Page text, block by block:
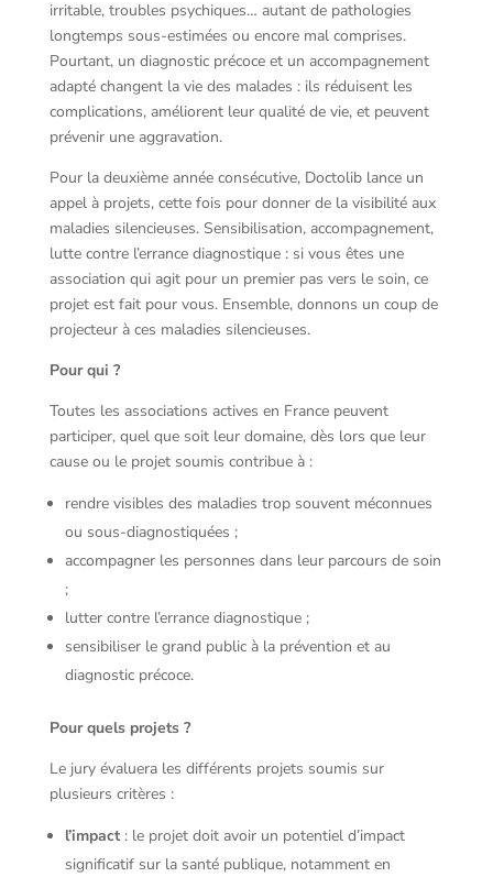
irritable, troubles psychiques… autant de pathologies
longtemps sous-estimées ou encore mal comprises.
Pourtant, un diagnostic précoce et un accompagnement
adapté changent la vie des malades : ils réduisent les
complications, améliorent leur qualité de vie, et peuvent
prévenir une aggravation.
Pour la deuxième année consécutive, Doctolib lance un
appel à projets, cette fois pour donner de la visibilité aux
maladies silencieuses. Sensibilisation, accompagnement,
lutte contre l’errance diagnostique : si vous êtes une
association qui agit pour un premier pas vers le soin, ce
projet est fait pour vous. Ensemble, donnons un coup de
projecteur à ces maladies silencieuses.
Pour qui ?
Toutes les associations actives en France peuvent
participer, quel que soit leur domaine, dès lors que leur
cause ou le projet soumis contribue à :
rendre visibles des maladies trop souvent méconnues
ou sous-diagnostiquées ;
accompagner les personnes dans leur parcours de soin
;
lutter contre l’errance diagnostique ;
sensibiliser le grand public à la prévention et au
diagnostic précoce.
Pour quels projets ?
Le jury évaluera les différents projets soumis sur
plusieurs critères :
l’impact : le projet doit avoir un potentiel d’impact
significatif sur la santé publique, notamment en